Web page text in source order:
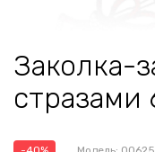
Заколка-
стразами